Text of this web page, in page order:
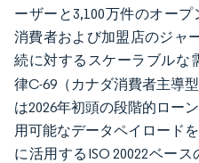
ーザーと3,100万件のオープ
消費者および加盟店のジャ
続に対するスケーラブルな
律C-69（カナダ消費者主導
は2026年初頭の段階的ロー
用可能なデータペイロード
に活用するISO 20022ベー